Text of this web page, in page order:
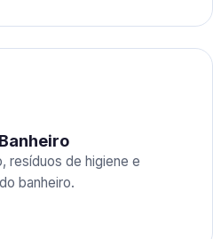
resíduos de higiene e
banheiro.